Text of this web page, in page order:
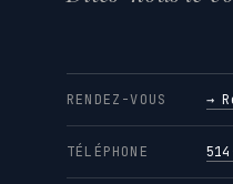
RENDEZ-VOUS →
TÉLÉPHONE